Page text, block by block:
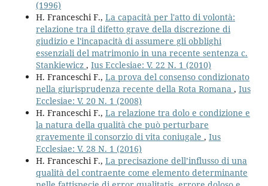
(1996)
H. Franceschi F., La capacità per l'atto di volontà:
relazione tra il difetto grave della discrezione di
giudizio e l'incapacità di assumere gli obblighi
essenziali del matrimonio in una recente sentenza c.
Stankiewicz , Ius Ecclesiae: V. 22 N. 1 (2010)
H. Franceschi F., La prova del consenso condizionato
nella giurisprudenza recente della Rota Romana , Ius
Ecclesiae: V. 20 N. 1 (2008)
H. Franceschi F., La relazione tra dolo e condizione e
la natura della qualità che può perturbare
gravemente il consorzio di vita coniugale , Ius
Ecclesiae: V. 28 N. 1 (2016)
H. Franceschi F., La precisazione dell’influsso di una
qualità del contraente come elemento determinante